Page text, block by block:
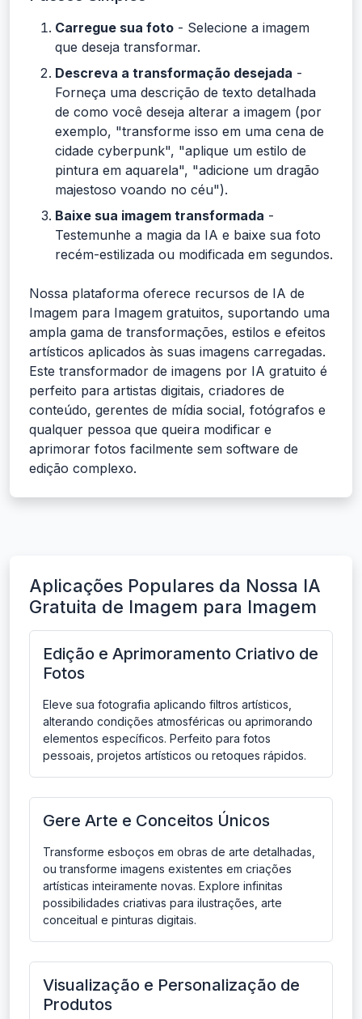
Carregue sua foto - Selecione a imagem
que deseja transformar.
Descreva a transformação desejada -
Forneça uma descrição de texto detalhada
de como você deseja alterar a imagem (por
exemplo, "transforme isso em uma cena de
cidade cyberpunk", "aplique um estilo de
pintura em aquarela", "adicione um dragão
majestoso voando no céu").
Baixe sua imagem transformada -
Testemunhe a magia da IA e baixe sua foto
recém-estilizada ou modificada em segundos.
Nossa plataforma oferece recursos de IA de
Imagem para Imagem gratuitos, suportando uma
ampla gama de transformações, estilos e efeitos
artísticos aplicados às suas imagens carregadas.
Este transformador de imagens por IA gratuito é
perfeito para artistas digitais, criadores de
conteúdo, gerentes de mídia social, fotógrafos e
qualquer pessoa que queira modificar e
aprimorar fotos facilmente sem software de
edição complexo.
Aplicações Populares da Nossa IA
Gratuita de Imagem para Imagem
Edição e Aprimoramento Criativo de
Fotos
Eleve sua fotografia aplicando filtros artísticos,
alterando condições atmosféricas ou aprimorando
elementos específicos. Perfeito para fotos
pessoais, projetos artísticos ou retoques rápidos.
Gere Arte e Conceitos Únicos
Transforme esboços em obras de arte detalhadas,
ou transforme imagens existentes em criações
artísticas inteiramente novas. Explore infinitas
possibilidades criativas para ilustrações, arte
conceitual e pinturas digitais.
Visualização e Personalização de
Produtos